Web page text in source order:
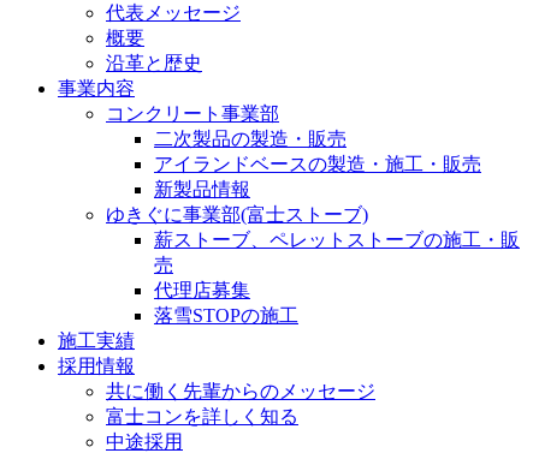
代表メッセージ
概要
沿革と歴史
事業内容
コンクリート事業部
二次製品の製造・販売
アイランドベースの製造・施工・販売
新製品情報
ゆきぐに事業部(富士ストーブ)
薪ストーブ、ペレットストーブの施工・販
売
代理店募集
落雪STOPの施工
施工実績
採用情報
共に働く先輩からのメッセージ
富士コンを詳しく知る
中途採用